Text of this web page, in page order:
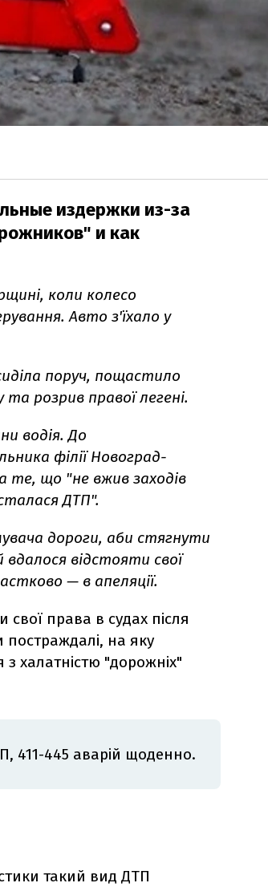
издержки из-за
и как
коли колесо
Авто з'їхало у
поруч, пощастило
розрив правої легені.
водія. До
філії Новоград-
те, що "не вжив заходів
ДТП".
дороги, аби стягнути
відстояти свої
— в апеляції.
права в судах після
постраждалі, на яку
халатністю "дорожніх"
411-445 аварій щоденно.
такий вид ДТП